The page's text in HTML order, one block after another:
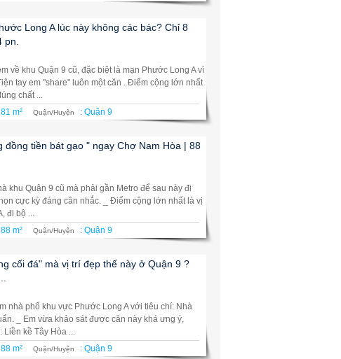
Long A lúc này không các bác? Chỉ 8
về khu Quận 9 cũ, đặc biệt là mạn Phước Long A vì
tay em "share" luôn một căn . Điểm cộng lớn nhất
chất ...
81 m² Quận/Huyện : Quận 9
đồng tiền bát gạo " ngay Chợ Nam Hòa | 88
khu Quận 9 cũ mà phải gần Metro để sau này đi
cực kỳ đáng cân nhắc. _ Điểm cộng lớn nhất là vị
đi bộ ...
88 m² Quận/Huyện : Quận 9
cối đá" mà vị trí đẹp thế này ở Quận 9 ?
nhà phố khu vực Phước Long A với tiêu chí: Nhà
_ Em vừa khảo sát được căn này khá ưng ý,
Liền kề Tây Hòa ...
88 m² Quận/Huyện : Quận 9